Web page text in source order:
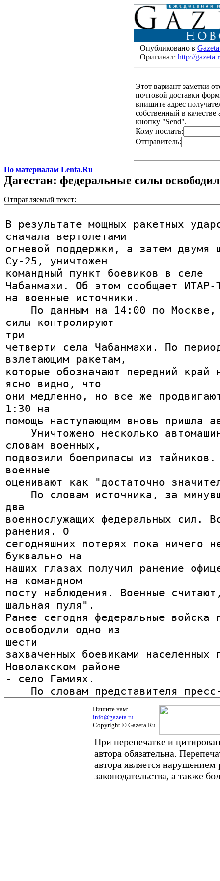
Опубликовано в
Оригинал: http://
Этот вариант заметки
почтовой доставки
впишите адрес
собственный в качестве
кнопку "Send".
Кому послать:
Отправитель:
По материалам Lenta.Ru
Дагестан: федеральные силы
Отправляемый текст:
Пишите нам:
info@gazeta.ru
Copyright © Gazeta.Ru
При перепечатке и
автора обязательна.
автора является
законодательства, а также